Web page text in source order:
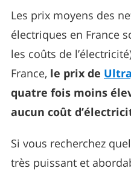
Les prix moyens des
électriques en France
les coûts de
France, le prix de
quatre fois moins
aucun coût
Si vous recherchez
très puissant et